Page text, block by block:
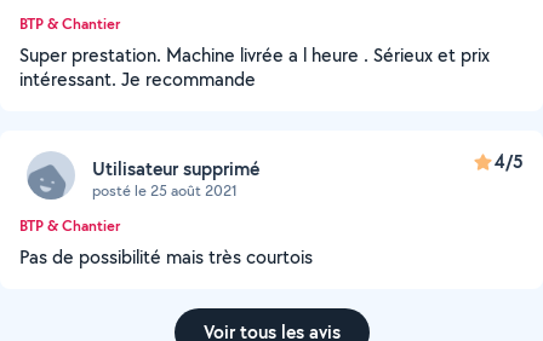
BTP & Chantier
Super prestation. Machine livrée a l heure . Sérieux et prix
intéressant. Je recommande
Utilisateur supprimé
posté le 25 août 2021
4/5
BTP & Chantier
Pas de possibilité mais très courtois
Voir tous les avis